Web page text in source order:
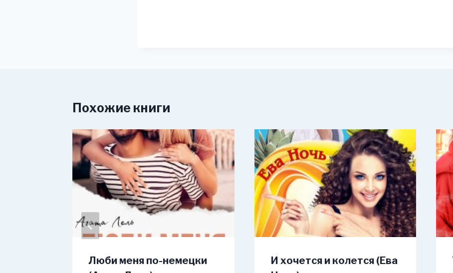
Похожие книги
Люби меня по-немецки
И хочется и колется (Ева